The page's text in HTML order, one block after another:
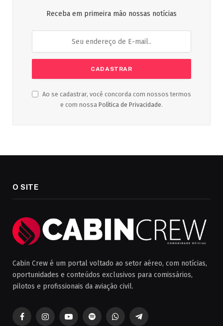
Receba em primeira mão nossas notícias
Ao se cadastrar, você concorda com nossos termos
e com nossa Política de Privacidade.
O SITE
Cabin Crew é um portal voltado ao setor aéreo, com notícias,
oportunidades e conteúdos exclusivos para comissários,
pilotos e profissionais da aviação civil.
FacebookInstagramYouTubeSpotifyWhatsAppTelegrama